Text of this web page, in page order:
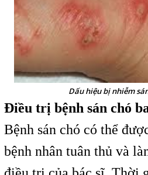
Dấu hiệu bị nhiễm
Điều trị bệnh sán chó
Bệnh sán chó có thể
bệnh nhân tuân thủ và